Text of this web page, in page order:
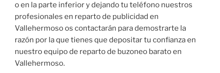
o en la parte inferior y dejando tu teléfono nuestros
profesionales en reparto de publicidad en
Vallehermoso os contactarán para demostrarte la
razón por la que tienes que depositar tu confianza en
nuestro equipo de reparto de buzoneo barato en
Vallehermoso.